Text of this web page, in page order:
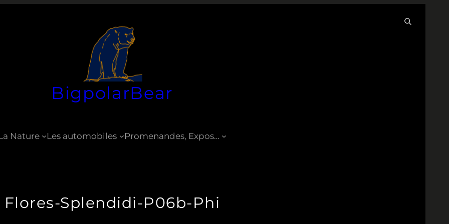
BigpolarBear
Nature Les automobiles Promenandes, Expos…
Flores-Splendidi-P06b-Phi